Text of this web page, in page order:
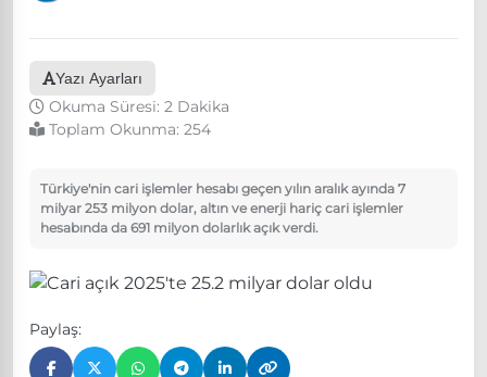
Yazı Ayarları
Okuma Süresi: 2 Dakika
Toplam Okunma: 254
Türkiye'nin cari işlemler hesabı geçen yılın aralık ayında 7
milyar 253 milyon dolar, altın ve enerji hariç cari işlemler
hesabında da 691 milyon dolarlık açık verdi.
Paylaş: